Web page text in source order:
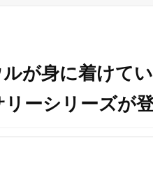
が身に着けて
ーシリーズが登